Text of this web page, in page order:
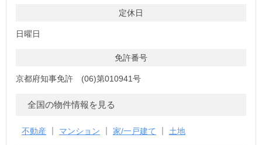
定休日
日曜日
免許番号
京都府知事免許 (06)第010941号
全国の物件情報を見る
不動産 マンション 家/一戸建て 土地